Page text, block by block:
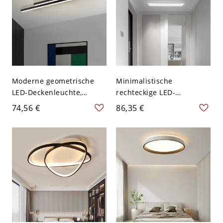
Weißlicht
Moderne geometrische
LED-Deckenleuchte,
architektonische lineare
Stab-Leuchte fürs
Wohnzimmer - Schwarz
110V-120V 60,96 cm 2
74,56 €
Minimalistische
rechteckige LED-
Deckenleuchte zur
Direktmontage,
ultraschlanke flache
Leuchte fürs Büro - 110V-
120V 60,96 cm Weißlicht
86,35 €